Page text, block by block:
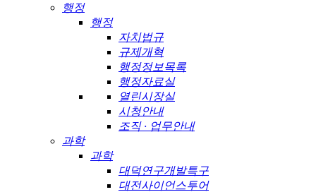
행정
행정
자치법규
규제개혁
행정정보목록
행정자료실
열린시장실
시청안내
조직 · 업무안내
과학
과학
대덕연구개발특구
대전사이언스투어